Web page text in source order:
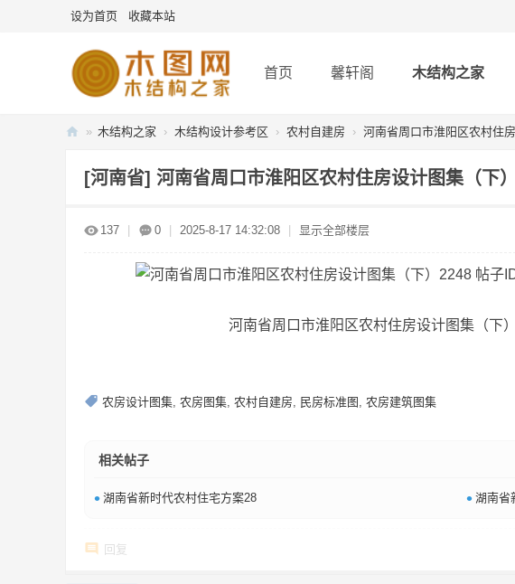
设为首页 收藏本站
首页 馨轩阁 木结构之家
» 木结构之家 › 木结构设计参考区 › 农村自建房 › 河南省周口市淮阳区农村住
[河南省] 河南省周口市淮阳区农村住房设计图集（下）
137 0 2025-8-17 14:32:08 显示全部楼层
河南省周口市淮阳区农村住房设计图集（下
农房设计图集, 农房图集, 农村自建房, 民房标准图 , 农房建筑图集
相关帖子
• 湖南省新时代农村住宅方案28 • 湖南省
回复